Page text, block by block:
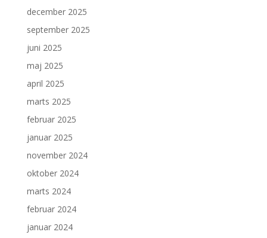
december 2025
september 2025
juni 2025
maj 2025
april 2025
marts 2025
februar 2025
januar 2025
november 2024
oktober 2024
marts 2024
februar 2024
januar 2024